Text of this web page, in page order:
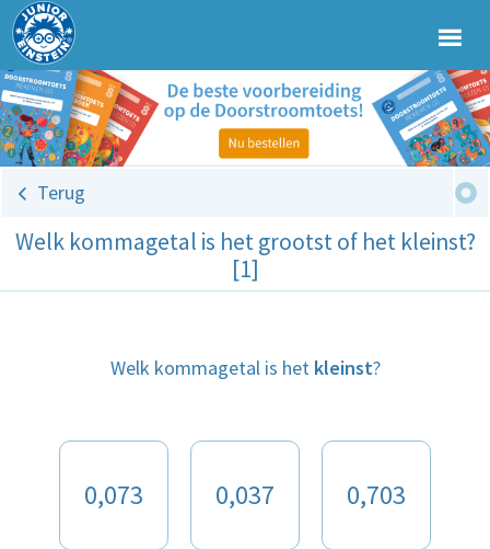
Terug
Welk kommagetal is het grootst of het kleinst?
[1]
Welk kommagetal is het kleinst?
0,073 0,037 0,703